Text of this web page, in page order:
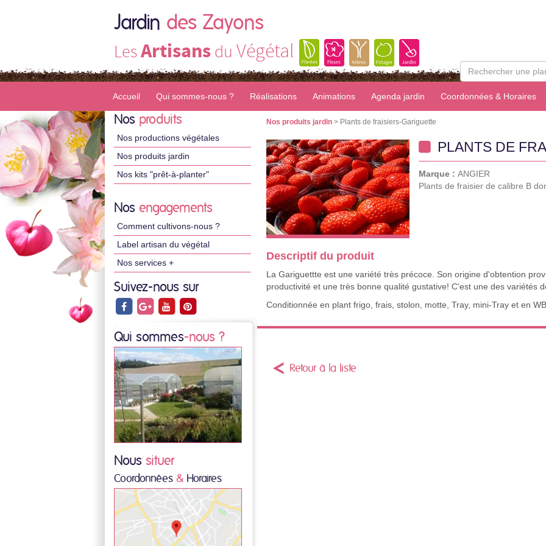
Jardin des Zayons
LesArtisans du Végétal
Accueil Qui sommes-nous ? Réalisations Animations Agenda jardin Coordonnées & Horaires
Nos produits
Nos productions végétales
Nos produits jardin
Nos kits "prêt-à-planter"
Nos engagements
Comment cultivons-nous ?
Label artisan du végétal
Nos services +
Suivez-nous sur
Qui sommes-nous ?
Nous situer
Coordonnées & Horaires
Nos produits jardin > Plants de fraisiers-Gariguette
PLANTS DE
Marque : ANGIER
Plants de fraisier de calibre B
Descriptif du produit
La Gariguettte est une variété très précoce. Son origine d'obtention
productivité et une très bonne qualité gustative! C'est une des variétés
Conditionnée en plant frigo, frais, stolon, motte, Tray, mini-Tray et en
Retour à la liste